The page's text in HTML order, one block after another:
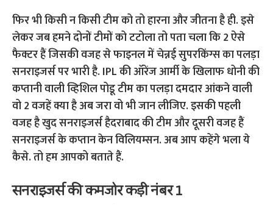
फिर भी किसी न किसी टीम को तो हारना और जीतना है ही. इसे
लेकर जब हमने दोनों टीमों को टटोला तो पता चला कि 2 ऐसे
फैक्टर हैं जिसकी वजह से फाइनल में चेन्नई सुपरकिंग्स का पलड़ा
सनराइजर्स पर भारी है. IPL की ऑरेंज आर्मी के खिलाफ धोनी की
कप्तानी वाली व्हिशिल पोडू टीम का पलड़ा दमदार आंकने वाली
वो 2 वजहें क्या है अब जरा वो भी जान लीजिए. इसकी पहली
वजह है खुद सनराइजर्स हैदराबाद की टीम और दूसरी वजह हैं
सनराइजर्स के कप्तान केन विलियम्सन. अब आप कहेंगे भला ये
कैसे. तो हम आपको बताते हैं.
सनराइजर्स की कमजोर कड़ी नंबर 1